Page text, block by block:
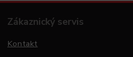
Zákaznický servis
Kontakt